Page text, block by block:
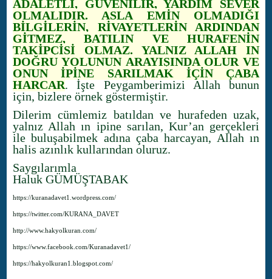
ADALETLİ, GÜVENİLİR, YARDIM SEVER
OLMALIDIR. ASLA EMİN OLMADIĞI
BİLGİLERİN, RİVAYETLERİN ARDINDAN
GİTMEZ, BATILIN VE HURAFENİN
TAKİPÇİSİ OLMAZ. YALNIZ ALLAH IN
DOĞRU YOLUNUN ARAYIŞINDA OLUR VE
ONUN İPİNE SARILMAK İÇİN ÇABA
HARCAR. İşte Peygamberimizi Allah bunun
için, bizlere örnek göstermiştir.
Dilerim cümlemiz batıldan ve hurafeden uzak,
yalnız Allah ın ipine sarılan, Kur’an gerçekleri
ile buluşabilmek adına çaba harcayan, Allah ın
halis azınlık kullarından oluruz.
Saygılarımla
Haluk GÜMÜŞTABAK
https://kuranadavet1.wordpress.com/
https://twitter.com/KURANA_DAVET
http://www.hakyolkuran.com/
https://www.facebook.com/Kuranadavet1/
https://hakyolkuran1.blogspot.com/